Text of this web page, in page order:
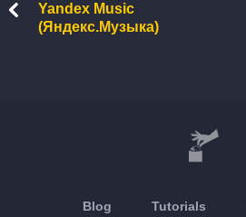
Yandex Music
(Яндекс.Музыка)
Blog Tutorials